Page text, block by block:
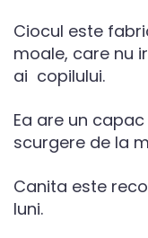
Ciocul este
moale, care nu
ai copilului.
Ea are un
scurgere de la
Canita este
luni.